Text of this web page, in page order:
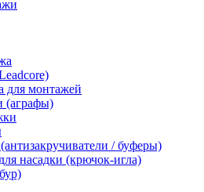
для монтажей
(аграфы)
/ буферы)
насадки (крючок-игла)